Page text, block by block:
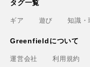
タグ一覧
ギア 遊び 知識・
Greenfieldについて
運営会社 利用規約